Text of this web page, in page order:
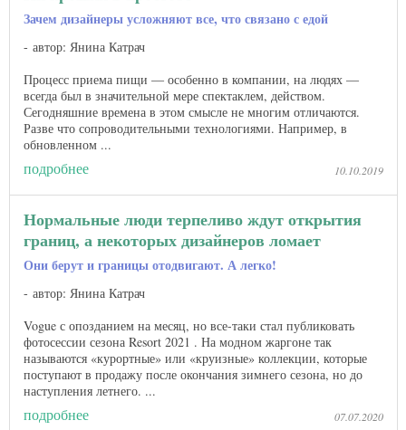
Зачем дизайнеры усложняют все, что связано с едой
автор: Янина Катрач
Процесс приема пищи — особенно в компании, на людях —
всегда был в значительной мере спектаклем, действом.
Сегодняшние времена в этом смысле не многим отличаются.
Разве что сопроводительными технологиями. Например, в
обновленном ...
подробнее 10.10.2019
Нормальные люди терпеливо ждут открытия
границ, а некоторых дизайнеров ломает
Они берут и границы отодвигают. А легко!
автор: Янина Катрач
Vogue с опозданием на месяц, но все-таки стал публиковать
фотосессии сезона Resort 2021 . На модном жаргоне так
называются «курортные» или «круизные» коллекции, которые
поступают в продажу после окончания зимнего сезона, но до
наступления летнего​​. ...
подробнее 07.07.2020